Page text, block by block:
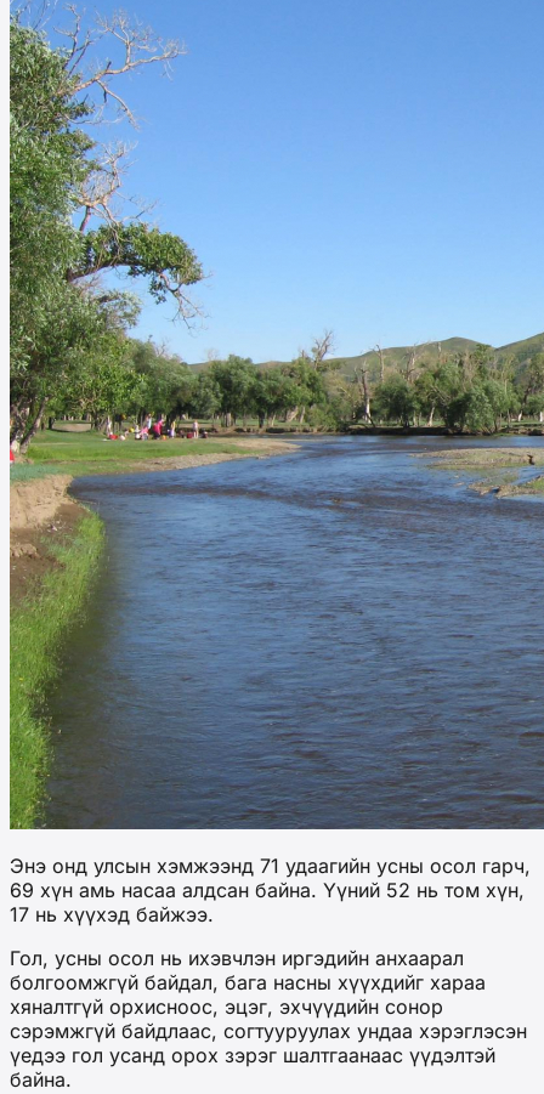
Энэ онд улсын хэмжээнд 71 удаагийн усны осол гарч,
69 хүн амь насаа алдсан байна. Үүний 52 нь том хүн,
17 нь хүүхэд байжээ.
Гол, усны осол нь ихэвчлэн иргэдийн анхаарал
болгоомжгүй байдал, бага насны хүүхдийг хараа
хяналтгүй орхисноос, эцэг, эхчүүдийн сонор
сэрэмжгүй байдлаас, согтууруулах ундаа хэрэглэсэн
үедээ гол усанд орох зэрэг шалтгаанаас үүдэлтэй
байна.